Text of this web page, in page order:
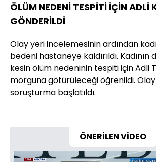
ÖLÜM NEDENİ TESPİTİ İÇİN ADLİ
GÖNDERİLDİ
Olay yeri incelemesinin ardından
bedeni hastaneye kaldırıldı. Kadının
kesin ölüm nedeninin tespiti için Adli
morguna götürüleceği öğrenildi.
soruşturma başlatıldı.
ÖNERİLEN VİDEO